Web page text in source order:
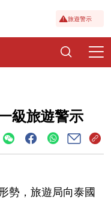
旅遊警示
級旅遊警示
勢，旅遊局向泰國